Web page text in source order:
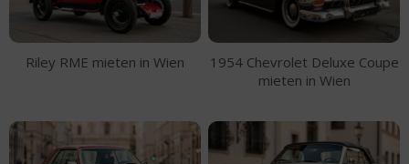
Riley RME mieten in Wien
1954 Chevrolet Deluxe Coupe
mieten in Wien